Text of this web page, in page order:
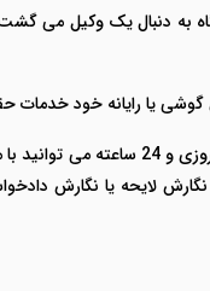
به دنبال یک وکیل می
یا رایانه خود خدمات
اگر نیاز به یک لایحه فوری
لایحه یا نگارش